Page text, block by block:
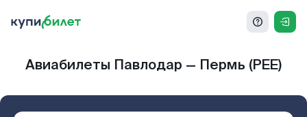
Авиабилеты Павлодар — Пермь (PEE)